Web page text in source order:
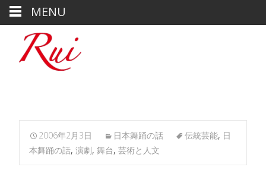
2006年2月3日 日本舞踊の話 伝統芸能, 日
本舞踊の話, 演劇, 舞台, 芸術と人文
MENU